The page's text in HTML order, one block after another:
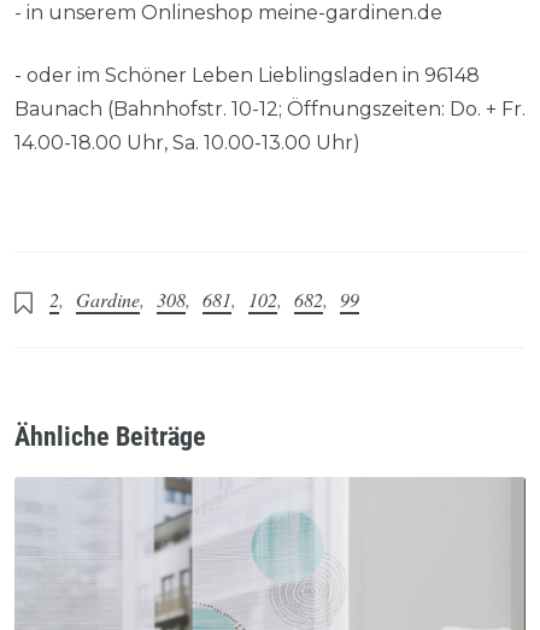
- in unserem Onlineshop meine-gardinen.de
- oder im Schöner Leben Lieblingsladen in 96148
Baunach (Bahnhofstr. 10-12; Öffnungszeiten: Do. + Fr.
14.00-18.00 Uhr, Sa. 10.00-13.00 Uhr)
2, Gardine, 308, 681, 102, 682, 99
Ähnliche Beiträge